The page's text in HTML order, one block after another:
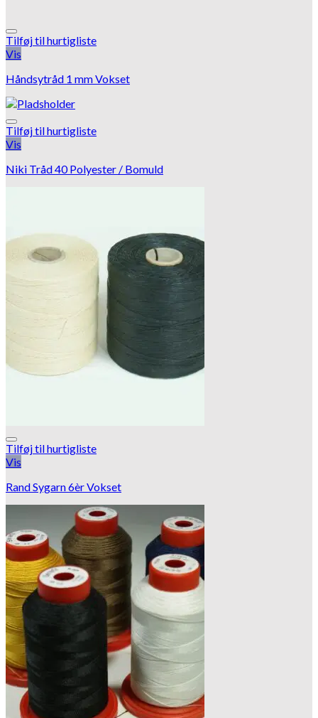
Tilføj til hurtigliste
Vis
Håndsytråd 1 mm Vokset
Tilføj til hurtigliste
Vis
Niki Tråd 40 Polyester / Bomuld
Tilføj til hurtigliste
Vis
Rand Sygarn 6èr Vokset